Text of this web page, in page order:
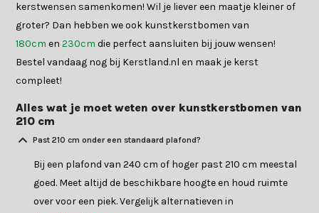
kerstwensen samenkomen! Wil je liever een maatje kleiner of
groter? Dan hebben we ook kunstkerstbomen van
180cm en230cm die perfect aansluiten bij jouw wensen!
Bestel vandaag nog bij Kerstland.nl en maak je kerst
compleet!
Alles wat je moet weten over kunstkerstbomen van
210 cm
Past 210 cm onder een standaard plafond?
Bij een plafond van 240 cm of hoger past 210 cm meestal
goed. Meet altijd de beschikbare hoogte en houd ruimte
over voor een piek. Vergelijk alternatieven in